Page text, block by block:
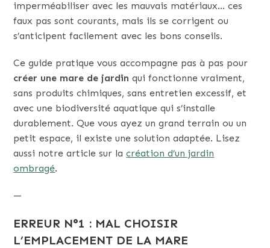
imperméabiliser avec les mauvais matériaux… ces
faux pas sont courants, mais ils se corrigent ou
s’anticipent facilement avec les bons conseils.
Ce guide pratique vous accompagne pas à pas pour
créer une mare de jardin qui fonctionne vraiment,
sans produits chimiques, sans entretien excessif, et
avec une biodiversité aquatique qui s’installe
durablement. Que vous ayez un grand terrain ou un
petit espace, il existe une solution adaptée. Lisez
aussi notre article sur lacréation d’un jardin
ombragé.
—
ERREUR N°1 : MAL CHOISIR
L’EMPLACEMENT DE LA MARE